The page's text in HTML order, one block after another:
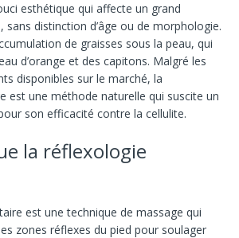
esthétique qui affecte un grand
distinction d’âge ou de morphologie.
de graisses sous la peau, qui
d’orange et des capitons. Malgré les
disponibles sur le marché, la
est une méthode naturelle qui suscite un
son efficacité contre la cellulite.
la réflexologie
est une technique de massage qui
zones réflexes du pied pour soulager